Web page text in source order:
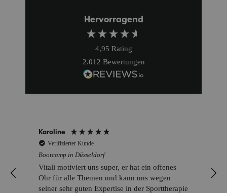
Hervorragend
4,95 Rating
2.012 Bewertungen
Karoline
Verifizierter Kunde
Bootcamp in Düsseldorf
Vitali motiviert uns super, er hat ein offenes
Ohr für alle Themen und kann uns wegen
seiner sehr guten Expertise in der Sporttherapie